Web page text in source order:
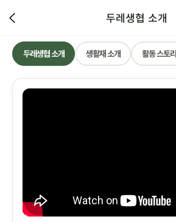
두레생협 소개
두레생협 소개 생활재 소개 활동 스토리